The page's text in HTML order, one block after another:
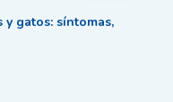
gatos: síntomas,